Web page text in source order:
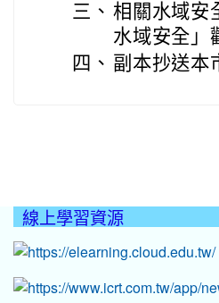
三、 相關水域安
水域安全」
四、 副本抄送本
線上學習資源